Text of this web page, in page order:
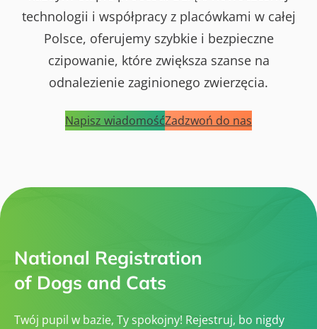
technologii i współpracy z placówkami w całej
Polsce, oferujemy szybkie i bezpieczne
czipowanie, które zwiększa szanse na
odnalezienie zaginionego zwierzęcia.
Napisz wiadomośćZadzwoń do nas
National Registration
of Dogs and Cats
Twój pupil w bazie, Ty spokojny! Rejestruj, bo nigdy